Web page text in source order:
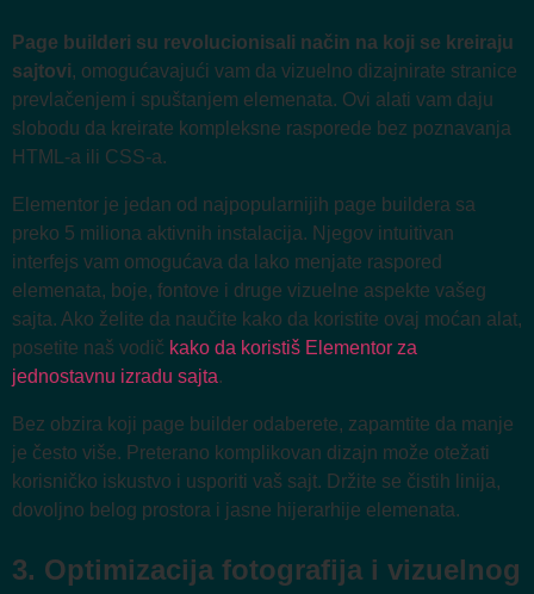
Page builderi su revolucionisali način na koji se kreiraju
sajtovi, omogućavajući vam da vizuelno dizajnirate stranice
prevlačenjem i spuštanjem elemenata. Ovi alati vam daju
slobodu da kreirate kompleksne rasporede bez poznavanja
HTML-a ili CSS-a.
Elementor je jedan od najpopularnijih page buildera sa
preko 5 miliona aktivnih instalacija. Njegov intuitivan
interfejs vam omogućava da lako menjate raspored
elemenata, boje, fontove i druge vizuelne aspekte vašeg
sajta. Ako želite da naučite kako da koristite ovaj moćan alat,
posetite naš vodič kako da koristiš Elementor za
jednostavnu izradu sajta.
Bez obzira koji page builder odaberete, zapamtite da manje
je često više. Preterano komplikovan dizajn može otežati
korisničko iskustvo i usporiti vaš sajt. Držite se čistih linija,
dovoljno belog prostora i jasne hijerarhije elemenata.
3. Optimizacija fotografija i vizuelnog